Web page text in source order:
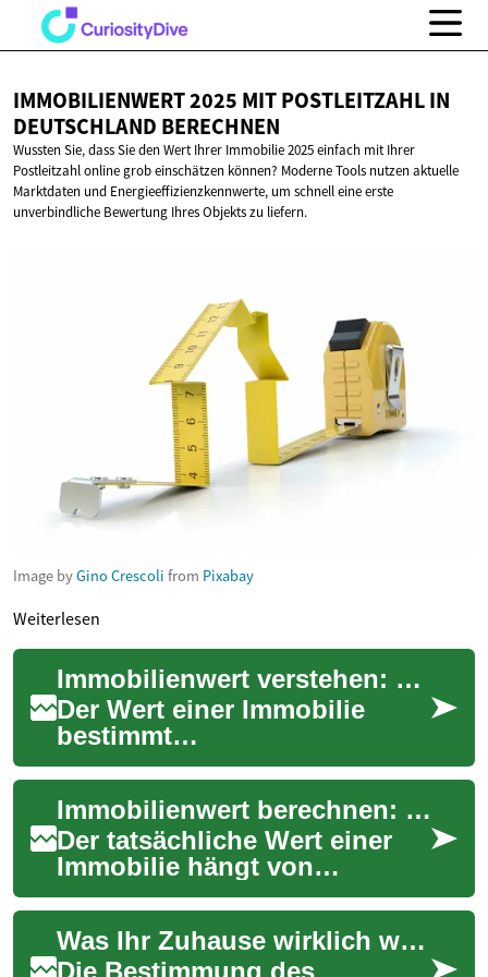
IMMOBILIENWERT 2025 MIT POSTLEITZAHL IN
DEUTSCHLAND BERECHNEN
Wussten Sie, dass Sie den Wert Ihrer Immobilie 2025 einfach mit Ihrer
Postleitzahl online grob einschätzen können? Moderne Tools nutzen aktuelle
Marktdaten und Energieeffizienzkennwerte, um schnell eine erste
unverbindliche Bewertung Ihres Objekts zu liefern.
Image byGino Crescoli from Pixabay
Weiterlesen
Immobilienwert verstehen: Leitfaden zur Bewertung 2025
Der Wert einer Immobilie
bestimmt
Kaufentscheidungen,
Finanzierung und
Vermögensplanung. Dieser
ausführliche Leitfade...
Immobilienwert berechnen: Ein vollständiger Leitfaden
Der tatsächliche Wert einer
Immobilie hängt von
zahlreichen Faktoren ab —
von der Lage über den
baulichen Zustand bis...
Was Ihr Zuhause wirklich wert ist – Immobilienwert verstehen
Die Bestimmung des